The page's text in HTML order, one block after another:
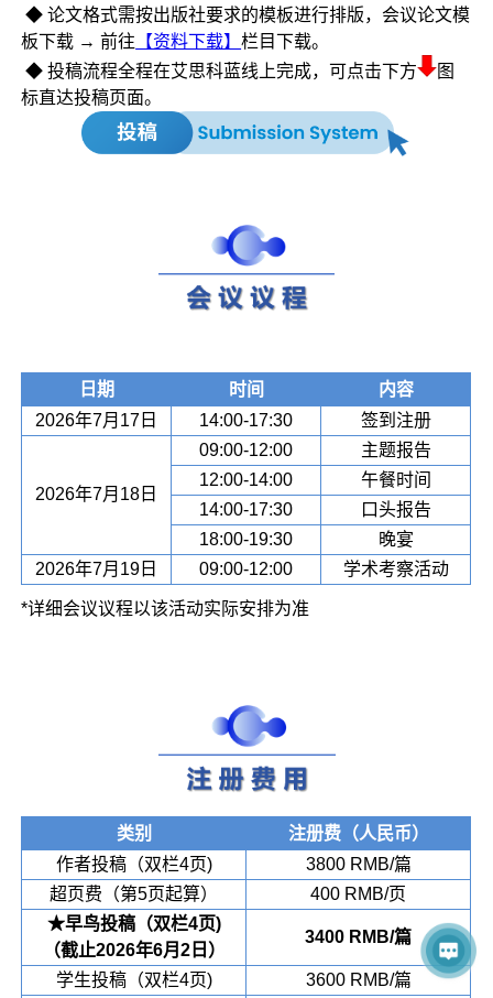
◆ 论文格式需按出版社要求的模板进行排版，会议论文模
板下载 → 前往 【资料下载】栏目下载。
◆ 投稿流程全程在艾思科蓝线上完成，可点击下方
图
标直达投稿页面。
日期 时间
内容
2026年7月17日
14:00-17:30 签到注册
2026年7月18日
09:00-12:00
主题报告
12:00-14:00
午餐时间
14:00-17:30
口头报告
18:00-19:30
晚宴
2026年7月19日
09:00-12:00 学术考察活动
*详细会议议程以该活动实际安排为准
类别
注册费（人民币）
作者投稿（双栏4页)
3800 RMB/篇
超页费（第5页起算）
400 RMB/页
★早鸟投稿（双栏4页)
（截止2026年6月2日）
3400 RMB/篇
学生投稿（双栏4页)
3600 RMB/篇